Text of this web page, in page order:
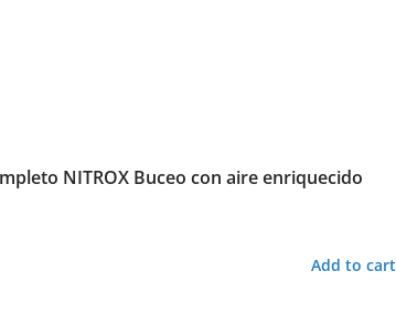
NITROX Buceo con aire enriquecido
Add to cart